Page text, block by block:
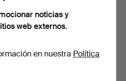
1 puja
35 USD
noticias y
web externos.
en nuestra Política